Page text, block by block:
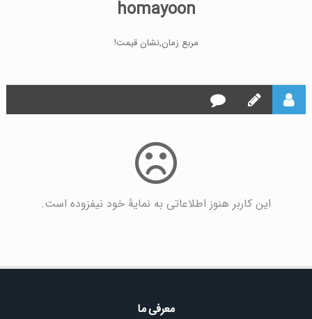
homayoon
مربع زمان,نشان قیمت!
این کاربر هنوز اطلاعاتی به نمایۀ خود نیفزوده است.
معرفی ما